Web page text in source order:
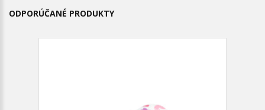
ODPORÚČANÉ PRODUKTY